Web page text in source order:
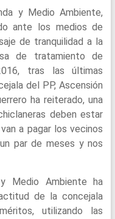
y Medio Ambiente,
ante los medios de
de tranquilidad a la
de tratamiento de
tras las últimas
del PP, Ascensión
ha reiterado, una
deben estar
a pagar los vecinos
par de meses y nos
Medio Ambiente ha
de la concejala
utilizando las